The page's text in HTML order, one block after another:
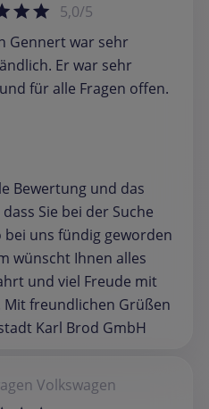
5,0/5
Gennert war sehr
Er war sehr
für alle Fragen offen.
Bewertung und das
Sie bei der Suche
uns fündig geworden
wünscht Ihnen alles
und viel Freude mit
Mit freundlichen Grüßen
Karl Brod GmbH
Volkswagen